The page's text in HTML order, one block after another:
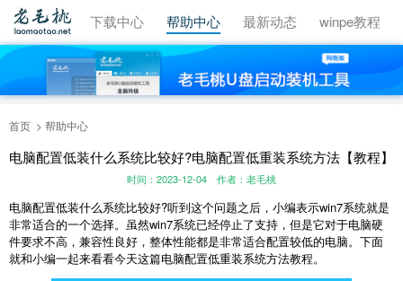
视频教程 下载中心 帮助中心 最新动态 winpe教程
首页 帮助中心
电脑配置低装什么系统比较好?电脑配置低重装系统方法【教程】
时间：2023-12-04 作者：老毛桃
电脑配置低装什么系统比较好?听到这个问题之后，小编表示win7系统就是
非常适合的一个选择。虽然win7系统已经停止了支持，但是它对于电脑硬
件要求不高，兼容性良好，整体性能都是非常适合配置较低的电脑。下面
就和小编一起来看看今天这篇电脑配置低重装系统方法教程。